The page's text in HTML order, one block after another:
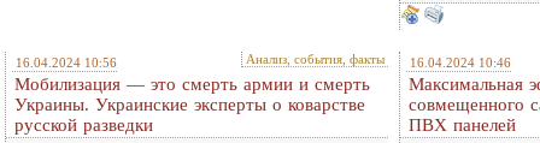
16.04.2024 10:56 Анализ, события, факты
Мобилизация — это смерть армии и смерть
Украины. Украинские эксперты о коварстве
русской разведки
16.04.2024 10:46
Максимальная
совмещенного
ПВХ панелей